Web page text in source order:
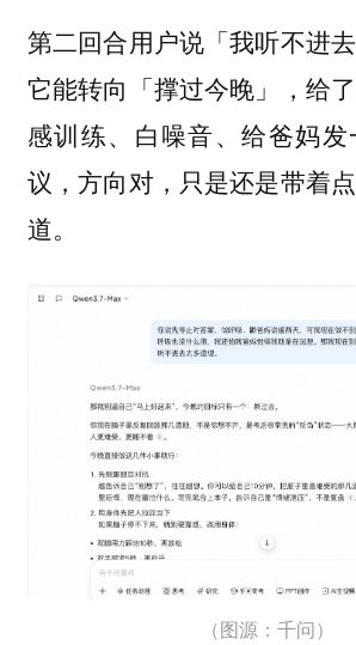
第二回合用户说「我听不进
它能转向「撑过今晚」，给
感训练、白噪音、给爸妈
议，方向对，只是还是带着
道。
（图源：千问）